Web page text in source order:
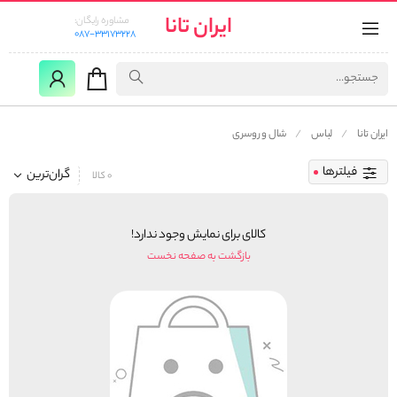
ایران تانا
مشاوره رایگان:
087-33173228
ایران تانا لباس شال و روسری
فیلترها گران‌ترین 0 کالا
کالای برای نمایش وجود ندارد!
بازگشت به صفحه نخست